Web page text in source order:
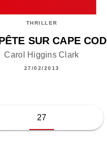
THRILLER
SUR CAPE COD
Carol Higgins Clark
27/02/2013
27